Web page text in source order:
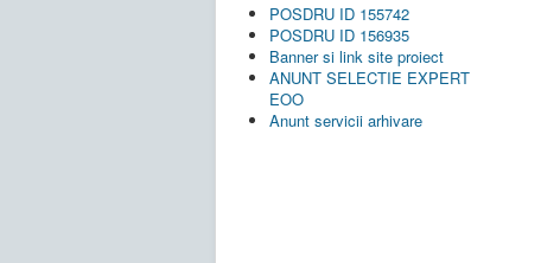
POSDRU ID 155742
POSDRU ID 156935
Banner si link site proiect
ANUNT SELECTIE EXPERT
EOO
Anunt servicii arhivare